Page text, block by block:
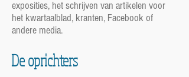
exposities, het schrijven van artikelen voor
het kwartaalblad, kranten, Facebook of
andere media.
De oprichters